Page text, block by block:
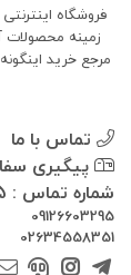
فروشگاه
زمینه محصولات
مرجع خرید
تماس با ما
پیگیری
شماره تماس : 09126603295
09126603295
02634558351